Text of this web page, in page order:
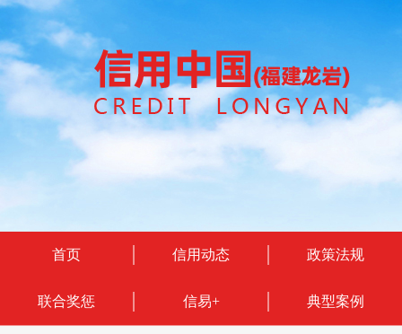
首页 信用动态 政策法规
联合奖惩 信易+ 典型案例